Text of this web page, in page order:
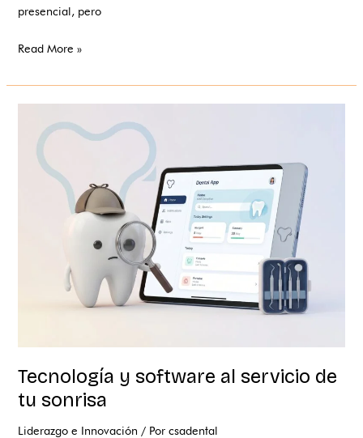
presencial, pero
Read More »
Tecnología y software al servicio de
tu sonrisa
Liderazgo e Innovación / Porcsadental